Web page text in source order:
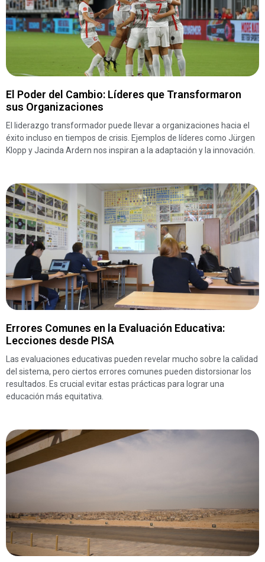
El Poder del Cambio: Líderes que Transformaron
sus Organizaciones
El liderazgo transformador puede llevar a organizaciones hacia el
éxito incluso en tiempos de crisis. Ejemplos de líderes como Jürgen
Klopp y Jacinda Ardern nos inspiran a la adaptación y la innovación.
Errores Comunes en la Evaluación Educativa:
Lecciones desde PISA
Las evaluaciones educativas pueden revelar mucho sobre la calidad
del sistema, pero ciertos errores comunes pueden distorsionar los
resultados. Es crucial evitar estas prácticas para lograr una
educación más equitativa.